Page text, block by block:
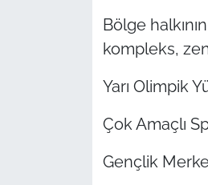
Bölge
kompleks,
Yarı Olimpik
Çok Amaçlı
Gençlik